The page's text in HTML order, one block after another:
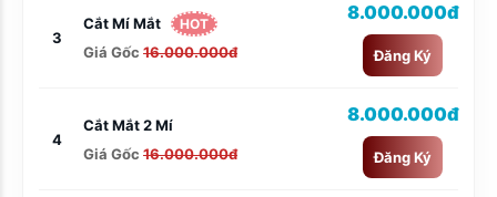
3
Cắt Mí Mắt HOT
Giá Gốc 16.000.000đ
8.000.000đ
Đăng Ký
4
Cắt Mắt 2 Mí
Giá Gốc 16.000.000đ
8.000.000đ
Đăng Ký